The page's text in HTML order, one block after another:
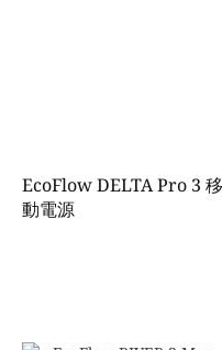
EcoFlow DELTA Pro 3 移
動電源